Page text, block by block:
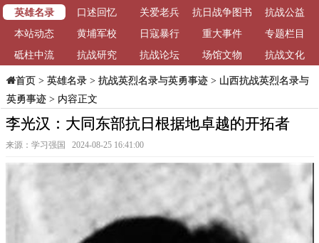
英雄名录
口述回忆 关爱老兵
抗日战争图书
馆
抗战公益
本站动态
黄埔军校 日寇暴行 重大事件
专题栏目
砥柱中流
抗战研究 抗战论坛 场馆文物 抗战文化
首页> 英雄名录> 抗战英烈名录与英勇事迹> 山西抗战英烈名录与
英勇事迹> 内容正文
李光汉：大同东部抗日根据地卓越的开拓者
来源：学习强国 2024-08-25 16:41:00